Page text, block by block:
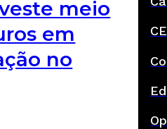
meio
em
no